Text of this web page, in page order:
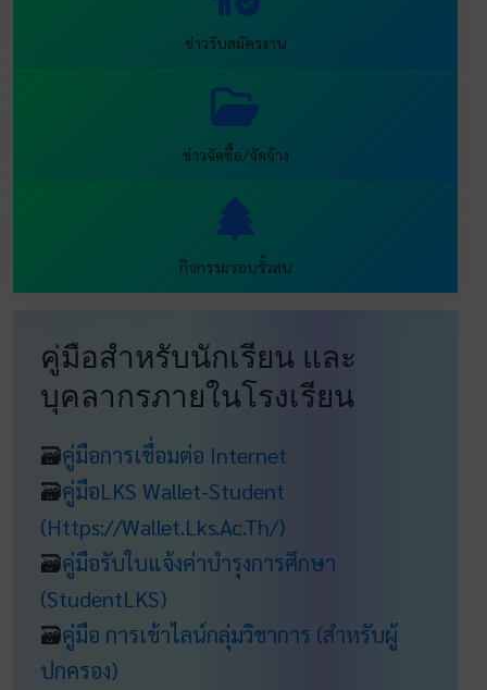
ข่าวรับสมัครงาน
ข่าวจัดซื้อ/จัดจ้าง
กิจกรรมรอบรั้วสน
คู่มือสำหรับนักเรียน และ
บุคลากรภายในโรงเรียน
🗃คู่มือการเชื่อมต่อ Internet
🗃คู่มือLKS Wallet-Student
(https://wallet.lks.ac.th/)
🗃คู่มือรับใบแจ้งค่าบำรุงการศึกษา
(studentLKS)
🗃คู่มือ การเข้าไลน์กลุ่มวิชาการ (สำหรับผู้
ปกครอง)